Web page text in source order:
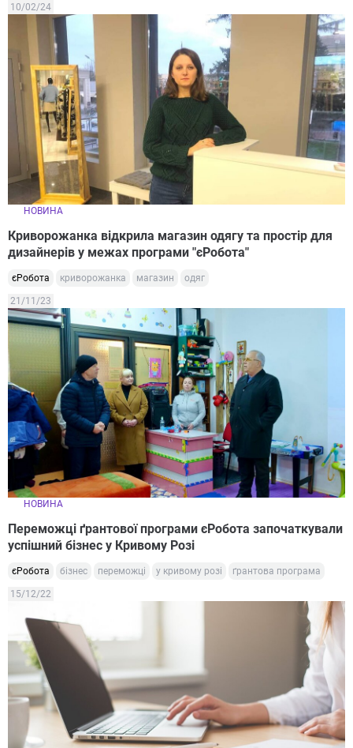
10/02/24
НОВИНА
Криворожанка відкрила магазин одягу та простір для
дизайнерів у межах програми "єРобота"
єРобота криворожанка магазин одяг
21/11/23
НОВИНА
Переможці ґрантової програми єРобота започаткували
успішний бізнес у Кривому Розі
єРобота бізнес переможці у кривому розі ґрантова програма
15/12/22